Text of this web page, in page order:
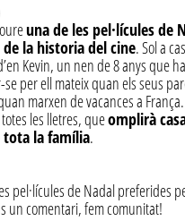
una de les pel·lícules de
la historia del cine. Sol a
Kevin, un nen de 8 anys que
per ell mateix quan els seus
marxen de vacances a França.
les lletres, queomplirà
tota la família.
pel·lícules de Nadal preferides
un comentari, fem comunitat!